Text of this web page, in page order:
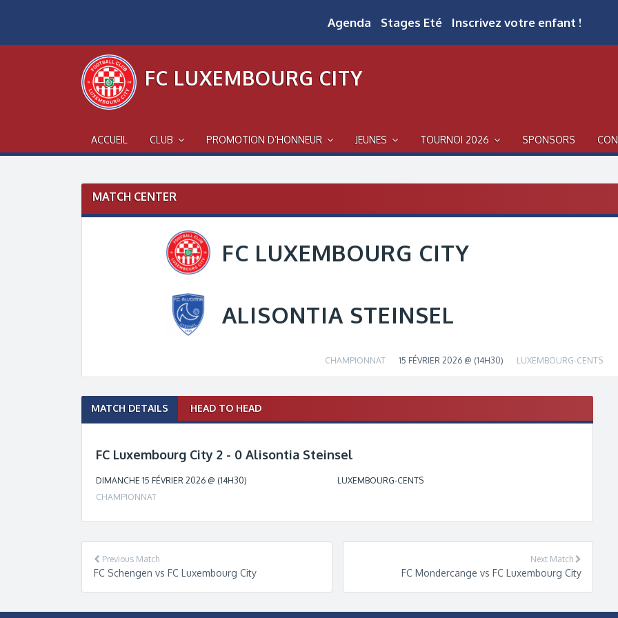
Agenda Stages Eté Inscrivez votre enfant !
FC LUXEMBOURG CITY
ACCUEIL CLUB PROMOTION D’HONNEUR JEUNES TOURNOI 2026 SPONSORS
MATCH CENTER
FC LUXEMBOURG CITY
ALISONTIA STEINSEL
CHAMPIONNAT 15 FÉVRIER 2026 @ (14H30) LUXEMBOURG-CENTS
MATCH DETAILS HEAD TO HEAD
FC Luxembourg City 2 - 0 Alisontia Steinsel
DIMANCHE 15 FÉVRIER 2026 @ (14H30)
CHAMPIONNAT
LUXEMBOURG-CENTS
Match
navigation
Previous Match
FC Schengen vs FC Luxembourg City
Next Match
FC Mondercange vs FC Luxembourg City